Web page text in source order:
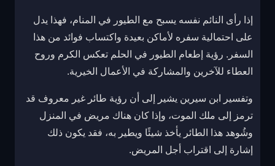
إذا رأى النائم نفسه يسبح مع الطيور في المنام، فهذا يدل
على احتمالية سفره لأماكن بعيدة واكتساب فوائد من هذا
السفر. رؤية إطعام الطيور في الحلم تعكس الكرم وروح
العطاء للآخرين والمشاركة في الأعمال الخيرية.
وتفسير ابن سيرين يشير إلى أن رؤية طائر غير معروف قد
ترمز إلى ملك الموت، وإذا كان هناك مريض في المنزل
وشُوهد هذا الطائر يأخذ شيئًا ويطير به، فقد يكون ذلك
إشارة إلى اقتراب أجل المريض.